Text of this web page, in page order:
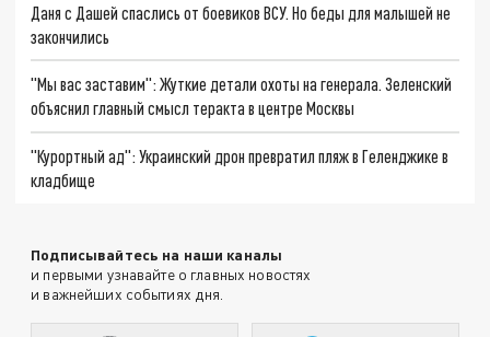
Даня с Дашей спаслись от боевиков ВСУ. Но беды для малышей не
закончились
"Мы вас заставим": Жуткие детали охоты на генерала. Зеленский
объяснил главный смысл теракта в центре Москвы
"Курортный ад": Украинский дрон превратил пляж в Геленджике в
кладбище
Подписывайтесь на наши каналы
и первыми узнавайте о главных новостях
и важнейших событиях дня.